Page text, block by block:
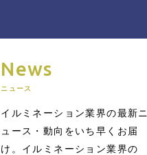
News
ニュース
イルミネーション業界の最新ニ
ュース・動向をいち早くお届
け。イルミネーション業界の